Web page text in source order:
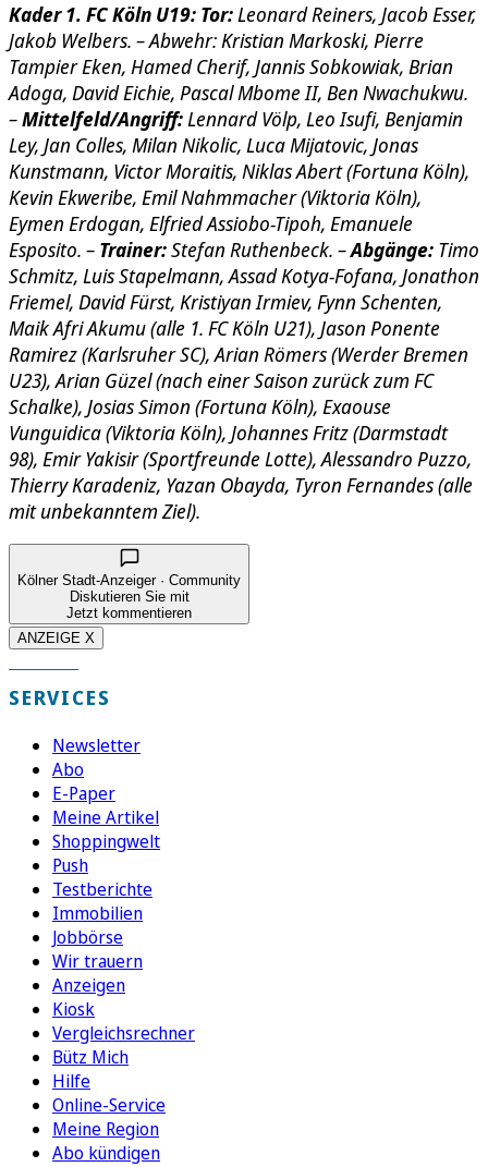
Kader 1. FC Köln U19: Tor:Leonard Reiners, Jacob Esser,
Jakob Welbers. – Abwehr: Kristian Markoski, Pierre
Tampier Eken, Hamed Cherif, Jannis Sobkowiak, Brian
Adoga, David Eichie, Pascal Mbome II, Ben Nwachukwu.
–Mittelfeld/Angriff:Lennard Völp, Leo Isufi, Benjamin
Ley, Jan Colles, Milan Nikolic, Luca Mijatovic, Jonas
Kunstmann, Victor Moraitis, Niklas Abert (Fortuna Köln),
Kevin Ekweribe, Emil Nahmmacher (Viktoria Köln),
Eymen Erdogan, Elfried Assiobo-Tipoh, Emanuele
Esposito. – Trainer:Stefan Ruthenbeck. –Abgänge: Timo
Schmitz, Luis Stapelmann, Assad Kotya-Fofana, Jonathon
Friemel, David Fürst, Kristiyan Irmiev, Fynn Schenten,
Maik Afri Akumu (alle 1. FC Köln U21), Jason Ponente
Ramirez (Karlsruher SC), Arian Römers (Werder Bremen
U23), Arian Güzel (nach einer Saison zurück zum FC
Schalke), Josias Simon (Fortuna Köln), Exaouse
Vunguidica (Viktoria Köln), Johannes Fritz (Darmstadt
98), Emir Yakisir (Sportfreunde Lotte), Alessandro Puzzo,
Thierry Karadeniz, Yazan Obayda, Tyron Fernandes (alle
mit unbekanntem Ziel).
Kölner Stadt-Anzeiger · Community
Diskutieren Sie mit
Jetzt kommentieren
ANZEIGE X
SERVICES
Newsletter
Abo
E-Paper
Meine Artikel
Shoppingwelt
Push
Testberichte
Immobilien
Jobbörse
Wir trauern
Anzeigen
Kiosk
Vergleichsrechner
Bütz Mich
Hilfe
Online-Service
Meine Region
Abo kündigen